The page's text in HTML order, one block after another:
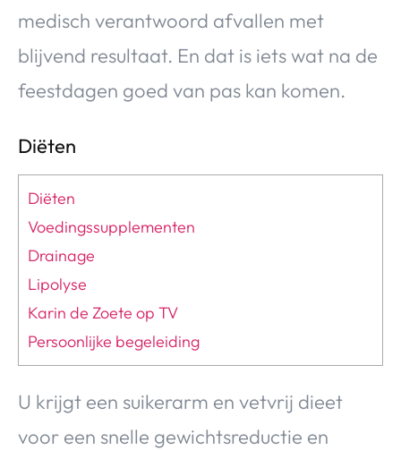
medisch verantwoord afvallen met
blijvend resultaat. En dat is iets wat na de
feestdagen goed van pas kan komen.
Diëten
Diëten
Voedingssupplementen
Drainage
Lipolyse
Karin de Zoete op TV
Persoonlijke begeleiding
U krijgt een suikerarm en vetvrij dieet
voor een snelle gewichtsreductie en